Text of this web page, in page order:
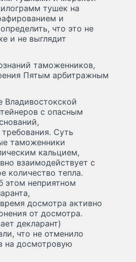
тушек на
и
что это не
и не выглядит
таможенников,
Пятым арбитражным
Владивостокской
с опасным
Суть
таможенники
кальцием,
взаимодействует с
количество тепла.
этом неприятном
досмотра активно
от досмотра.
декларант)
что не отменило
на досмотровую